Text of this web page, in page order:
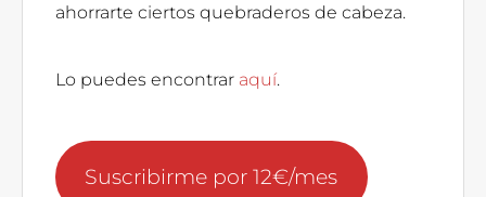
ahorrarte ciertos quebraderos de cabeza.
Lo puedes encontrar aquí.
Suscribirme por 12€/mes